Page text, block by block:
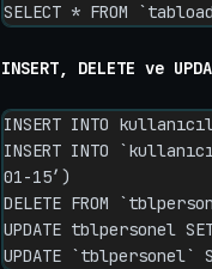
SELECT * FROM
INSERT, DELETE ve
INSERT INTO
INSERT INTO
01-15’)
DELETE FROM
UPDATE tblpersonel
UPDATE `tblpersonel`